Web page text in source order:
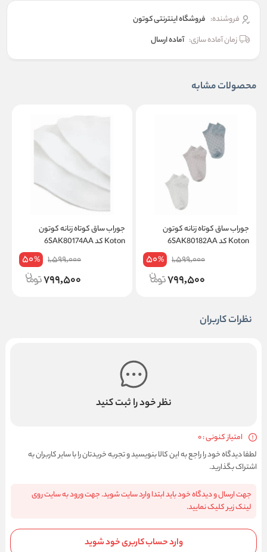
فروشنده: فروشگاه اینترنتی کوتون
زمان آماده سازی: آماده ارسال
محصولات مشابه
جوراب ساق کوتاه زنانه کوتون
Koton کد 6SAK80182AA
1,599,000
50%
799,500
جوراب ساق کوتاه زنانه کوتون
Koton کد 6SAK80174AA
1,599,000
50%
799,500
نظرات کاربران
نظر خود را ثبت کنید
امتیاز کنونی : 0
لطفا دیدگاه خود را راجع به این کالا بنویسید و تجربه خریدتان را با سایر کاربران به
اشتراک بگذارید.
جهت ارسال و دیدگاه خود باید ابتدا وارد سایت شوید. جهت ورود به سایت روی
لینک زیر کلیک نمایید.
وارد حساب کاربری خود شوید